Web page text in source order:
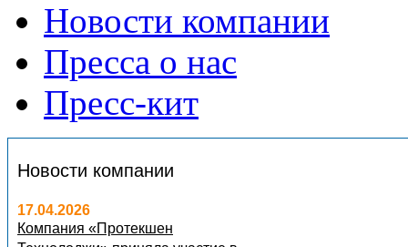
Новости компании
Пресса о нас
Пресс-кит
Новости компании
17.04.2026
Компания «Протекшен